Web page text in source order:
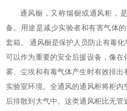
通风橱，又称烟橱或通风柜，是
备。用途是减少实验者和有害气体
套箱。 通风橱是保护人员防止有毒
可以作为重要的安全后援设备，像在
雾、尘埃和有毒气体产生时有效排出
实验室环境。全通风的通风柜将柜
后排散到大气中。这类通风柜比无